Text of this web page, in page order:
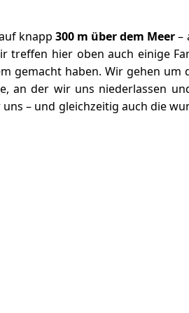
knapp 300 m über dem Meer–
treffen hier oben auch einige
gemacht haben. Wir gehen um
an der wir uns niederlassen
– und gleichzeitig auch die